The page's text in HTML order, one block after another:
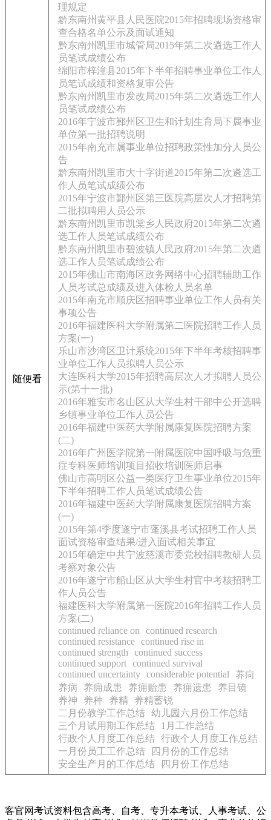
随便看
理规定
黔东南州黄平县人民医院2015年招聘现场资格审
查合格名单公示及面试通知
黔东南州凯里市城管局2015年第二次遴选工作人
员笔试成绩公布
绵阳市梓潼县2015年下半年招聘事业单位工作人
员笔试成绩和资格复审公告
黔东南州凯里市发改局2015年第二次遴选工作人
员笔试成绩公布
2016年宁波市鄞州区卫生和计划生育局下属事业
单位第一批招聘说明
2015年南充市属事业单位招聘政策性加分人员公
告
黔东南州凯里市大十字街道2015年第二次遴选工
作人员笔试成绩公布
2015年宁波市鄞州区第三医院高层次人才招聘第
二批拟聘用人员公示
黔东南州凯里市凯棠乡人民政府2015年第二次遴
选工作人员笔试成绩公布
黔东南州凯里市碧波镇人民政府2015年第二次遴
选工作人员笔试成绩公布
2015年佛山市南海区政务网络中心招聘辅助工作
人员考试总成绩及进入体检人员名单
2015年南充市顺庆区招聘事业单位工作人员有关
事项公告
2016年福建医科大学附属第二医院招聘工作人员
方案(一)
乐山市沙湾区卫计系统2015年下半年考核招聘事
业单位工作人员拟聘人员公示
大连医科大学2015年招聘高层次人才拟聘人员公
示(第十一批)
2016年雅安市名山区从大学生村干部中公开选聘
乡镇事业单位工作人员公告
2016年福建中医药大学附属康复医院招聘方案
(二)
2016年广州医学院第一附属医院中国呼吸与危重
症专科医师培训项目招收培训医师启事
佛山市高明区公益一类医疗卫生事业单位2015年
下半年招聘工作人员笔试成绩公告
2016年福建中医药大学附属康复医院招聘方案
(一)
2015年第4季度遂宁市蓬溪县考试招聘工作人员
面试资格审查结果/进入面试相关事宜
2015年确定中共宁波慈溪市委党校招聘教研人员
考察对象公告
2016年遂宁市船山区从大学生村官中考核招聘工
作人员公告
福建医科大学附属第一医院2016年招聘工作人员
方案(二)
continued reliance on
continued research
continued resistance continued rise in
continued strength
continued success
continued support continued survival
continued uncertainty considerable potential
养疴
养病
养痈成患 养痈贻患 养痈遗患
养目镜
养神
养种 养精
养精蓄锐
二月份教学工作总结 幼儿园六月份工作总结
三个月试用期工作总结
1月工作总结
行政个人月度工作总结 行政个人月度工作总结
一月份员工工作总结
四月份的工作总结
安全生产月的工作总结
四月份工作总结
客官网考试资料包含高考、自考、专升本考试、人事考试、公